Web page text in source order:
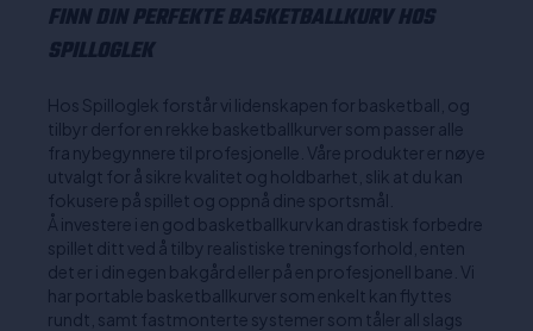
FINN DIN PERFEKTE BASKETBALLKURV HOS
SPILLOGLEK
Hos Spilloglek forstår vi lidenskapen for basketball, og
tilbyr derfor en rekke basketballkurver som passer alle
fra nybegynnere til profesjonelle. Våre produkter er nøye
utvalgt for å sikre kvalitet og holdbarhet, slik at du kan
fokusere på spillet og oppnå dine sportsmål.
Å investere i en god basketballkurv kan drastisk forbedre
spillet ditt ved å tilby realistiske treningsforhold, enten
det er i din egen bakgård eller på en profesjonell bane. Vi
har portable basketballkurver som enkelt kan flyttes
rundt, samt fastmonterte systemer som tåler all slags